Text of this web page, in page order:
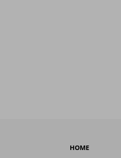
HOME